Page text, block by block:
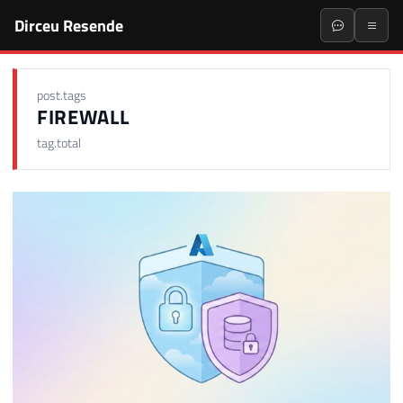
Dirceu Resende
post.tags
FIREWALL
tag.total